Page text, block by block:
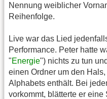
Nennung weiblicher
Reihenfolge.
Live war das Lied
Performance. Peter hatte
"Energie") nichts zu tun
einen Ordner um den
Alphabets enthält. Bei
vorkommt, blätterte er